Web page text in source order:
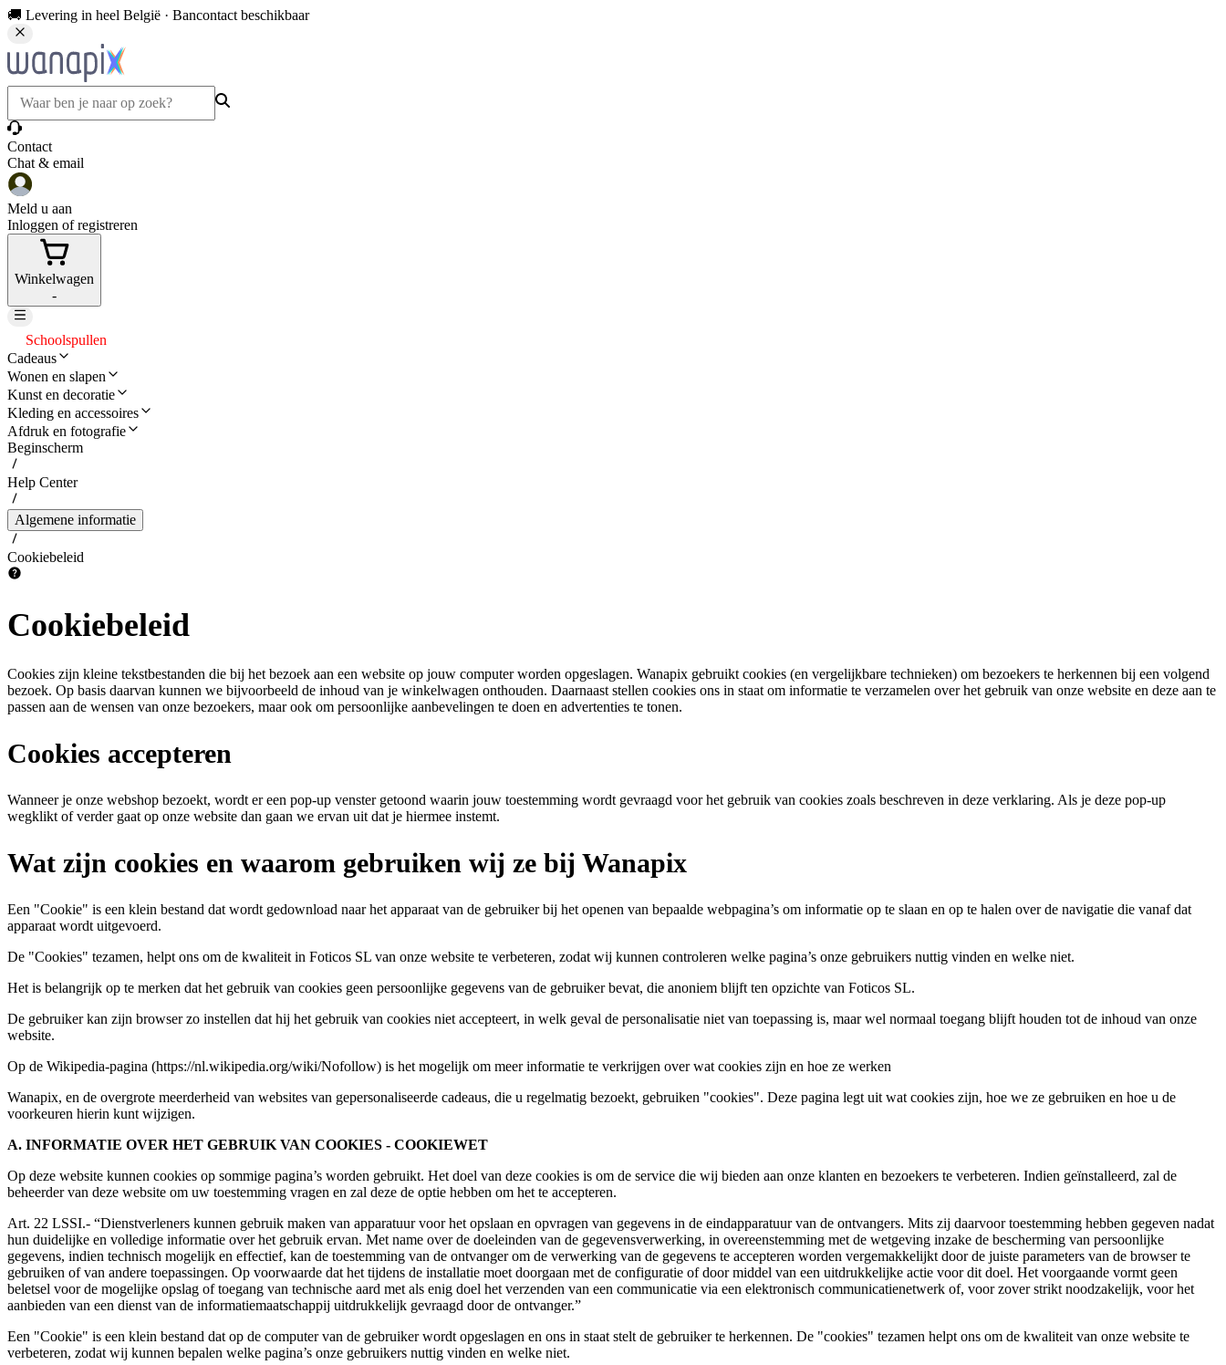
🚚 Levering in heel België · Bancontact beschikbaar
Contact
Chat & email
Meld u aan
Inloggen of registreren
Winkelwagen
-
Schoolspullen
Cadeaus
Wonen en slapen
Kunst en decoratie
Kleding en accessoires
Afdruk en fotografie
Beginscherm
Help Center
Algemene informatie
Cookiebeleid
Cookiebeleid
Cookies zijn kleine tekstbestanden die bij het bezoek aan een website op jouw computer worden opgeslagen. Wanapix gebruikt cookies (en vergelijkbare technieken) om bezoekers te herkennen bij een volgend
bezoek. Op basis daarvan kunnen we bijvoorbeeld de inhoud van je winkelwagen onthouden. Daarnaast stellen cookies ons in staat om informatie te verzamelen over het gebruik van onze website en deze aan te
passen aan de wensen van onze bezoekers, maar ook om persoonlijke aanbevelingen te doen en advertenties te tonen.
Cookies accepteren
Wanneer je onze webshop bezoekt, wordt er een pop-up venster getoond waarin jouw toestemming wordt gevraagd voor het gebruik van cookies zoals beschreven in deze verklaring. Als je deze pop-up
wegklikt of verder gaat op onze website dan gaan we ervan uit dat je hiermee instemt.
Wat zijn cookies en waarom gebruiken wij ze bij Wanapix
Een "Cookie" is een klein bestand dat wordt gedownload naar het apparaat van de gebruiker bij het openen van bepaalde webpagina’s om informatie op te slaan en op te halen over de navigatie die vanaf dat
apparaat wordt uitgevoerd.
De "Cookies" tezamen, helpt ons om de kwaliteit in Foticos SL van onze website te verbeteren, zodat wij kunnen controleren welke pagina’s onze gebruikers nuttig vinden en welke niet.
Het is belangrijk op te merken dat het gebruik van cookies geen persoonlijke gegevens van de gebruiker bevat, die anoniem blijft ten opzichte van Foticos SL.
De gebruiker kan zijn browser zo instellen dat hij het gebruik van cookies niet accepteert, in welk geval de personalisatie niet van toepassing is, maar wel normaal toegang blijft houden tot de inhoud van onze
website.
Op de Wikipedia-pagina (https://nl.wikipedia.org/wiki/Nofollow) is het mogelijk om meer informatie te verkrijgen over wat cookies zijn en hoe ze werken
Wanapix, en de overgrote meerderheid van websites van gepersonaliseerde cadeaus, die u regelmatig bezoekt, gebruiken "cookies". Deze pagina legt uit wat cookies zijn, hoe we ze gebruiken en hoe u de
voorkeuren hierin kunt wijzigen.
A. INFORMATIE OVER HET GEBRUIK VAN COOKIES - COOKIEWET
Op deze website kunnen cookies op sommige pagina’s worden gebruikt. Het doel van deze cookies is om de service die wij bieden aan onze klanten en bezoekers te verbeteren. Indien geïnstalleerd, zal de
beheerder van deze website om uw toestemming vragen en zal deze de optie hebben om het te accepteren.
Art. 22 LSSI.- “Dienstverleners kunnen gebruik maken van apparatuur voor het opslaan en opvragen van gegevens in de eindapparatuur van de ontvangers. Mits zij daarvoor toestemming hebben gegeven nadat
hun duidelijke en volledige informatie over het gebruik ervan. Met name over de doeleinden van de gegevensverwerking, in overeenstemming met de wetgeving inzake de bescherming van persoonlijke
gegevens, indien technisch mogelijk en effectief, kan de toestemming van de ontvanger om de verwerking van de gegevens te accepteren worden vergemakkelijkt door de juiste parameters van de browser te
gebruiken of van andere toepassingen. Op voorwaarde dat het tijdens de installatie moet doorgaan met de configuratie of door middel van een uitdrukkelijke actie voor dit doel. Het voorgaande vormt geen
beletsel voor de mogelijke opslag of toegang van technische aard met als enig doel het verzenden van een communicatie via een elektronisch communicatienetwerk of, voor zover strikt noodzakelijk, voor het
aanbieden van een dienst van de informatiemaatschappij uitdrukkelijk gevraagd door de ontvanger.”
Een "Cookie" is een klein bestand dat op de computer van de gebruiker wordt opgeslagen en ons in staat stelt de gebruiker te herkennen. De "cookies" tezamen helpt ons om de kwaliteit van onze website te
verbeteren, zodat wij kunnen bepalen welke pagina’s onze gebruikers nuttig vinden en welke niet.